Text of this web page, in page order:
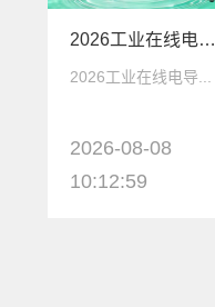
2026工业在线电导率仪生产厂家深度解析：康宝莱智慧水务如何定义国产替代新标杆
2026工业在线电导...
2026-08-08
10:12:59